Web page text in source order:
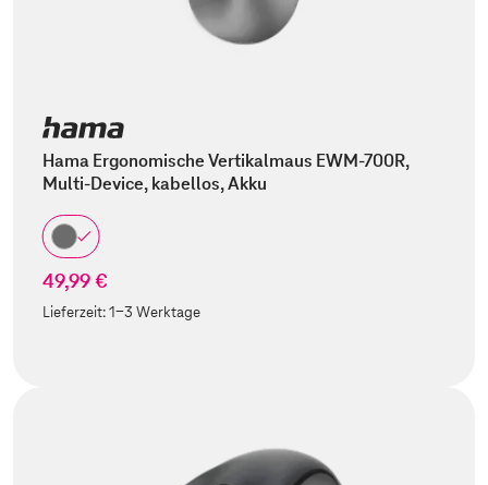
Hama Ergonomische Vertikalmaus EWM-700R,
Multi-Device, kabellos, Akku
49,99 €
Lieferzeit:1-3 Werktage